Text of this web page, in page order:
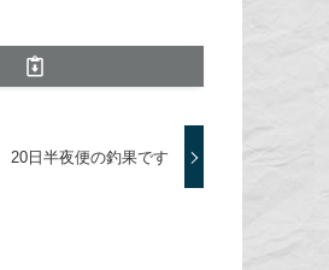
20日半夜便の釣果です